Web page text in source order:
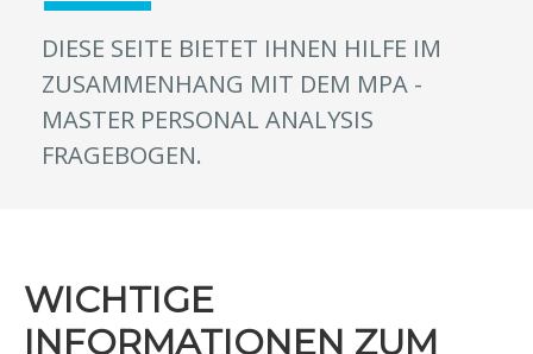
DIESE SEITE BIETET IHNEN HILFE IM
ZUSAMMENHANG MIT DEM MPA -
MASTER PERSONAL ANALYSIS
FRAGEBOGEN.
WICHTIGE
INFORMATIONEN ZUM